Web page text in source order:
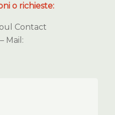
o richieste:
Contact
Mail: